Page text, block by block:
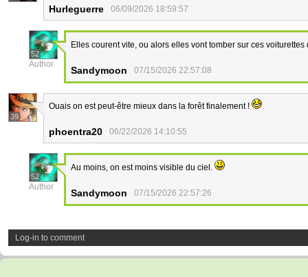
Hurleguerre 06/09/2026 18:59:57
52
Author
Elles courent vite, ou alors elles vont tomber sur ces
Sandymoon 07/15/2026 22:57:08
39
Ouais on est peut-être mieux dans la forêt finalement !
phoentra20 06/22/2026 14:10:55
52
Author
Au moins, on est moins visible du ciel.
Sandymoon 07/15/2026 22:57:26
Log-in to comment